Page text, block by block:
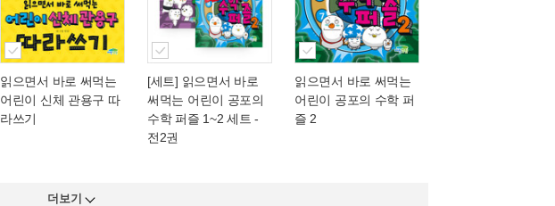
읽으면서 바로 써먹는
어린이 신체 관용구 따
라쓰기
[세트] 읽으면서 바로
써먹는 어린이 공포의
수학 퍼즐 1~2 세트 -
전2권
읽으면서 바로 써먹는
어린이 공포의 수학 퍼
즐 2
더보기